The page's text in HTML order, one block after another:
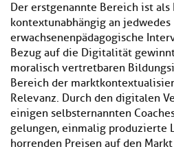
Der erstgenannte Bereich ist als
kontextunabhängig an jedwedes
erwachsenenpädagogische
Bezug auf die Digitalität
moralisch vertretbaren
Bereich der
Relevanz. Durch den digitalen
einigen selbsternannten
gelungen, einmalig produzierte
horrenden Preisen auf den